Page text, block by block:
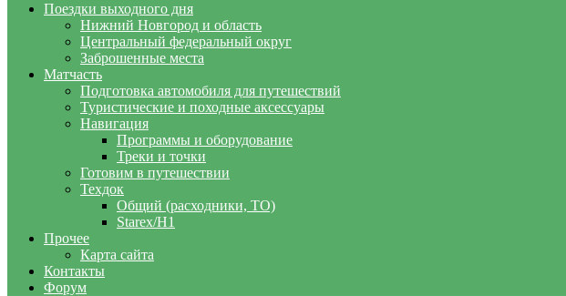
Поездки выходного дня
Нижний Новгород и область
Центральный федеральный округ
Заброшенные места
Матчасть
Подготовка автомобиля для путешествий
Туристические и походные аксессуары
Навигация
Программы и оборудование
Треки и точки
Готовим в путешествии
Техдок
Общий (расходники, ТО)
Starex/H1
Прочее
Карта сайта
Контакты
Форум